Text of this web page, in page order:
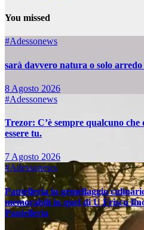
You missed
#Adessonews
sarà davvero natura o solo
8 Agosto 2026
#Adessonews
Trezor: C’è sempre qualcuno
essere tu.
7 Agosto 2026
#Adessonews
Pantelleria in gemellaggio
memorabili in quel di U Friscu
Pantelleria